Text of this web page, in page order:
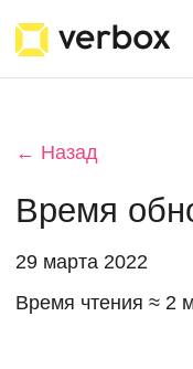
← Назад
Время
29 марта 2022
Время чтения ≈ 2